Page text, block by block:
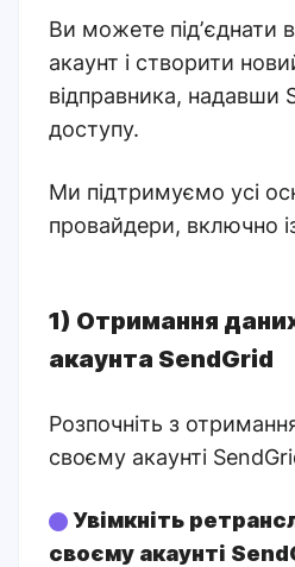
Ви можете підʼєднати
акаунт і створити
відправника, надавши
доступу.
Ми підтримуємо усі
провайдери, включно
1) Отримання
акаунта SendGrid
Розпочніть з
своєму акаунті
Увімкніть
своєму акаунті